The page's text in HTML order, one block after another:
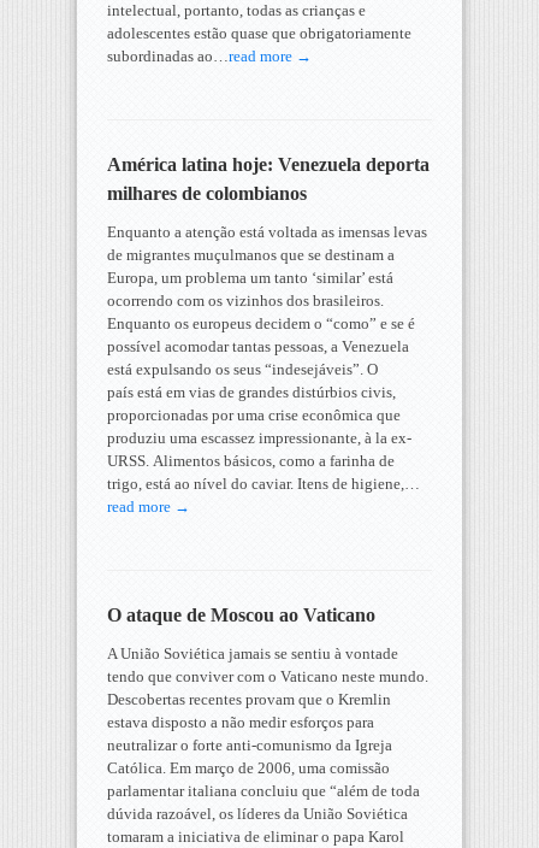
intelectual, portanto, todas as crianças e
adolescentes estão quase que obrigatoriamente
subordinadas ao…read more →
América latina hoje: Venezuela deporta
milhares de colombianos
Enquanto a atenção está voltada as imensas levas
de migrantes muçulmanos que se destinam a
Europa, um problema um tanto ‘similar’ está
ocorrendo com os vizinhos dos brasileiros.
Enquanto os europeus decidem o “como” e se é
possível acomodar tantas pessoas, a Venezuela
está expulsando os seus “indesejáveis”. O
país está em vias de grandes distúrbios civis,
proporcionadas por uma crise econômica que
produziu uma escassez impressionante, à la ex-
URSS. Alimentos básicos, como a farinha de
trigo, está ao nível do caviar. Itens de higiene,…
read more →
O ataque de Moscou ao Vaticano
A União Soviética jamais se sentiu à vontade
tendo que conviver com o Vaticano neste mundo.
Descobertas recentes provam que o Kremlin
estava disposto a não medir esforços para
neutralizar o forte anti-comunismo da Igreja
Católica. Em março de 2006, uma comissão
parlamentar italiana concluiu que “além de toda
dúvida razoável, os líderes da União Soviética
tomaram a iniciativa de eliminar o papa Karol